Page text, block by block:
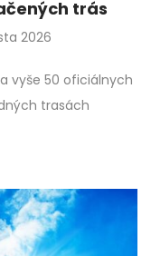
trás
2026
vyše 50 oficiálnych
trasách